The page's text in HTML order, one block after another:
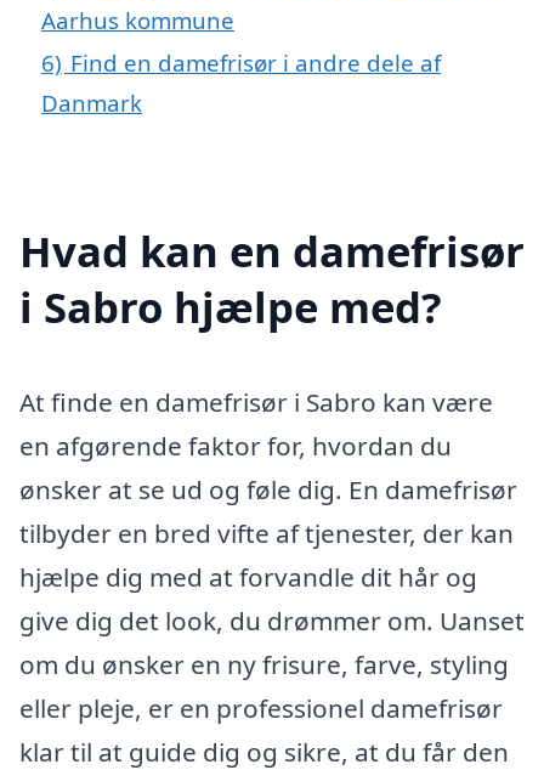
Aarhus kommune
6) Find en damefrisør i andre dele af
Danmark
Hvad kan en damefrisør
i Sabro hjælpe med?
At finde en damefrisør i Sabro kan være
en afgørende faktor for, hvordan du
ønsker at se ud og føle dig. En damefrisør
tilbyder en bred vifte af tjenester, der kan
hjælpe dig med at forvandle dit hår og
give dig det look, du drømmer om. Uanset
om du ønsker en ny frisure, farve, styling
eller pleje, er en professionel damefrisør
klar til at guide dig og sikre, at du får den